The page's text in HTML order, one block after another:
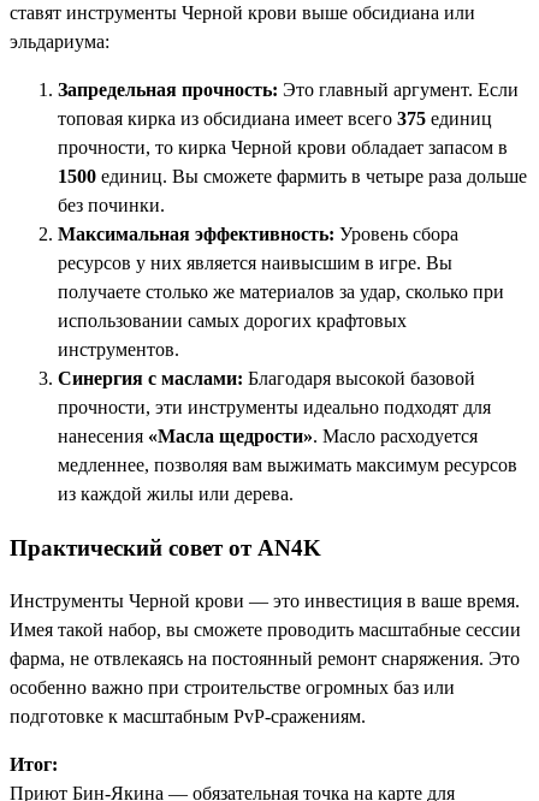
ставят инструменты Черной крови выше обсидиана или
эльдариума:
Запредельная прочность: Это главный аргумент. Если
топовая кирка из обсидиана имеет всего 375 единиц
прочности, то кирка Черной крови обладает запасом в
1500 единиц. Вы сможете фармить в четыре раза дольше
без починки.
Максимальная эффективность: Уровень сбора
ресурсов у них является наивысшим в игре. Вы
получаете столько же материалов за удар, сколько при
использовании самых дорогих крафтовых
инструментов.
Синергия с маслами: Благодаря высокой базовой
прочности, эти инструменты идеально подходят для
нанесения «Масла щедрости». Масло расходуется
медленнее, позволяя вам выжимать максимум ресурсов
из каждой жилы или дерева.
Практический совет от AN4K
Инструменты Черной крови — это инвестиция в ваше время.
Имея такой набор, вы сможете проводить масштабные сессии
фарма, не отвлекаясь на постоянный ремонт снаряжения. Это
особенно важно при строительстве огромных баз или
подготовке к масштабным PvP-сражениям.
Итог:
Приют Бин-Якина — обязательная точка на карте для